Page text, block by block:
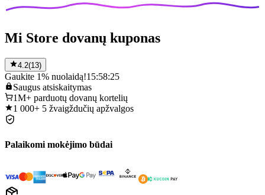
Mi Store dovanų kuponas
4.2(13)
Gaukite 1% nuolaidą!15:58:25
Saugus atsiskaitymas
1M+ parduotų dovanų kortelių
1 000+ 5 žvaigždučių apžvalgos
Palaikomi mokėjimo būdai